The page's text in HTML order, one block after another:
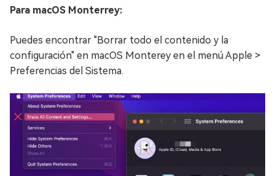
Para macOS Monterrey:
Puedes encontrar "Borrar todo el contenido y la
configuración" en macOS Monterey en el menú Apple >
Preferencias del Sistema.